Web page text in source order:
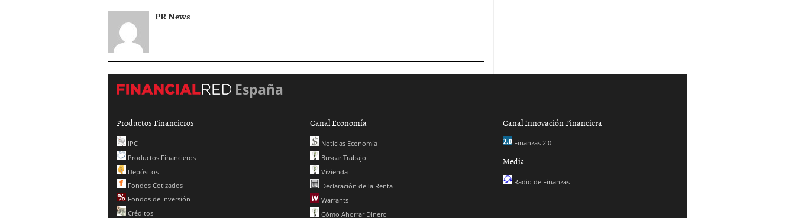
PR News
España
Productos Financieros
IPC
Productos Financieros
Depósitos
Fondos Cotizados
Fondos de Inversión
Créditos
Canal Economía
Noticias Economía
Buscar Trabajo
Vivienda
Declaración de la Renta
Warrants
Cómo Ahorrar Dinero
Canal Innovación Financiera
Finanzas 2.0
Media
Radio de Finanzas